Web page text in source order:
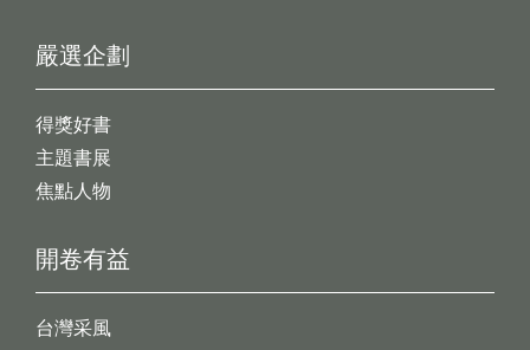
開卷有益
台灣采風
嚴選企劃
得獎好書
主題書展
焦點人物